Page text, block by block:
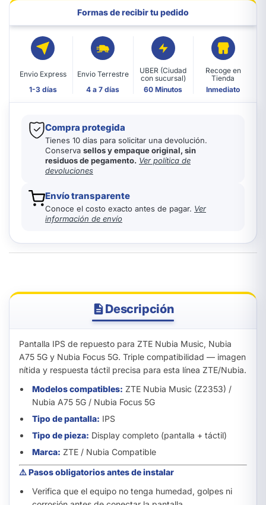
Formas de recibir tu pedido
Envio Express
1-3 días
Envio Terrestre
4 a 7 días
UBER (Ciudad
con sucursal)
60 Minutos
Recoge en
Tienda
Inmediato
Compra protegida
Tienes 10 días para solicitar una devolución.
Conserva sellos y empaque original, sin
residuos de pegamento. Ver política de
devoluciones
Envío transparente
Conoce el costo exacto antes de pagar. Ver
información de envío
Descripción
Pantalla IPS de repuesto para ZTE Nubia Music, Nubia
A75 5G y Nubia Focus 5G. Triple compatibilidad — imagen
nítida y respuesta táctil precisa para esta línea ZTE/Nubia.
Modelos compatibles: ZTE Nubia Music (Z2353) /
Nubia A75 5G / Nubia Focus 5G
Tipo de pantalla: IPS
Tipo de pieza: Display completo (pantalla + táctil)
Marca: ZTE / Nubia Compatible
⚠️ Pasos obligatorios antes de instalar
Verifica que el equipo no tenga humedad, golpes ni